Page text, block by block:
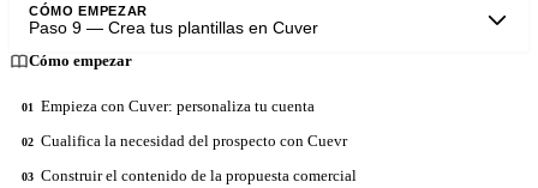
CÓMO EMPEZAR
Paso 9 — Crea tus plantillas en Cuver
Cómo empezar
01 Empieza con Cuver: personaliza tu cuenta
02 Cualifica la necesidad del prospecto con Cuevr
03 Construir el contenido de la propuesta comercial